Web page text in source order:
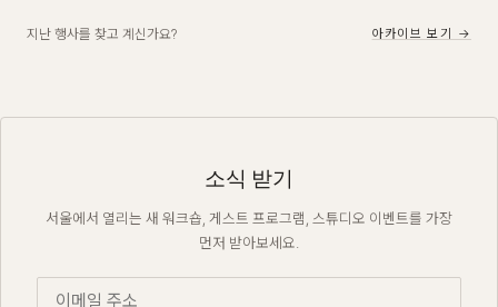
지난 행사를 찾고 계신가요? 아카이브 보기 →
소식 받기
서울에서 열리는 새 워크숍, 게스트 프로그램, 스튜디오 이벤트를 가장
먼저 받아보세요.